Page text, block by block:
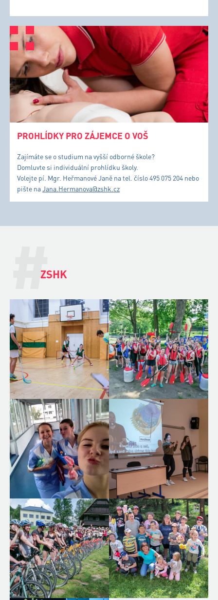
PROHLÍDKY PRO ZÁJEMCE O VOŠ
Zajímáte se o studium na vyšší odborné škole?
Domluvte si individuální prohlídku školy.
Volejte pí. Mgr. Heřmanové Janě na tel. číslo 495 075 204 nebo
pište naJana.Hermanova@zshk.cz
#
ZSHK